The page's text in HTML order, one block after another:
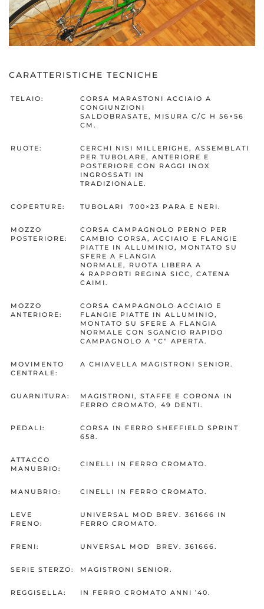
CARATTERISTICHE TECNICHE
TELAIO:
CORSA MARASTONI ACCIAIO A
CONGIUNZIONI
SALDOBRASATE, MISURA C/C H 56×56
CM.
RUOTE:
CERCHI NISI MILLERIGHE, ASSEMBLATI
PER TUBOLARE, ANTERIORE E
POSTERIORE CON RAGGI INOX
INGROSSATI IN
TRADIZIONALE.
COPERTURE: TUBOLARI 700×23 PARA E NERI.
MOZZO
POSTERIORE:
CORSA CAMPAGNOLO PERNO PER
CAMBIO CORSA, ACCIAIO E FLANGIE
PIATTE IN ALLUMINIO, MONTATO SU
SFERE A FLANGIA
NORMALE, RUOTA LIBERA A
4 RAPPORTI REGINA SICC, CATENA
CAIMI.
MOZZO
ANTERIORE:
CORSA CAMPAGNOLO ACCIAIO E
FLANGIE PIATTE IN ALLUMINIO,
MONTATO SU SFERE A FLANGIA
NORMALE CON SGANCIO RAPIDO
CAMPAGNOLO A “C” APERTA.
MOVIMENTO
CENTRALE:
A CHIAVELLA MAGISTRONI SENIOR.
GUARNITURA:
MAGISTRONI, STAFFE E CORONA IN
FERRO CROMATO, 49 DENTI.
PEDALI:
CORSA IN FERRO SHEFFIELD SPRINT
658.
ATTACCO
MANUBRIO:
CINELLI IN FERRO CROMATO.
MANUBRIO: CINELLI IN FERRO CROMATO.
LEVE
FRENO:
UNIVERSAL MOD BREV. 361666 IN
FERRO CROMATO.
FRENI: UNVERSAL MOD BREV. 361666.
SERIE STERZO: MAGISTRONI SENIOR.
REGGISELLA: IN FERRO CROMATO ANNI ’40.